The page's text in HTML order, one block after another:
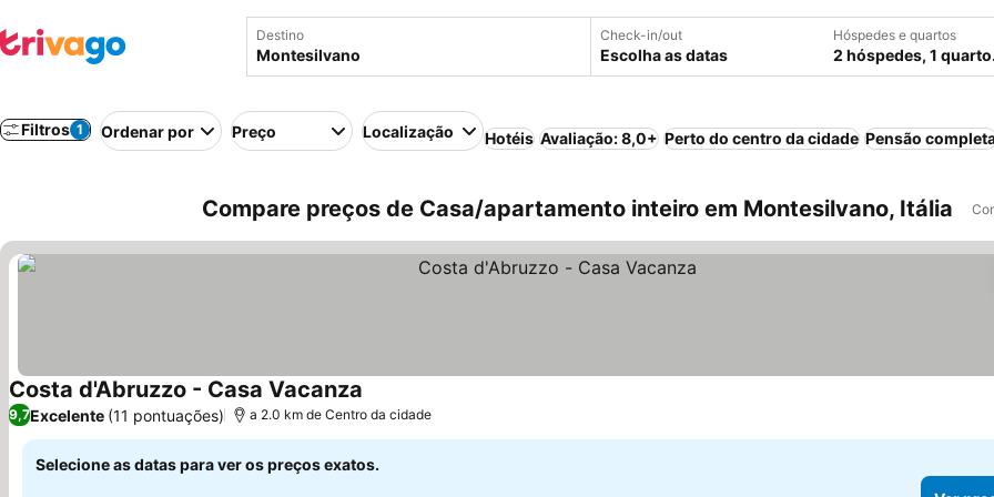
Destino Check-in/out
Escolha as datas
Hóspedes e quartos
2 hóspedes, 1 quarto.
Filtros 1 Ordenar por Preço Localização Hotéis Avaliação: 8,0+ Perto do centro da cidade Pensão
Compare preços de Casa/apartamento inteiro em Montesilvano, Itália
Costa d'Abruzzo - Casa Vacanza
9,7Excelente (11 pontuações) a 2.0 km de Centro da cidade
Selecione as datas para ver os preços exatos.